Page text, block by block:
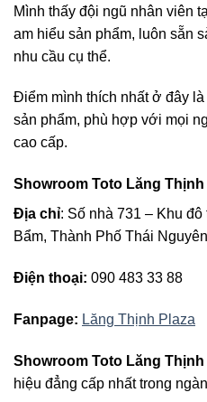
Mình thấy đội ngũ nhân viên
am hiểu sản phẩm, luôn sẵn
nhu cầu cụ thể.
Điểm mình thích nhất ở đây
sản phẩm, phù hợp với mọi
cao cấp.
Showroom Toto Lăng Thịnh
Địa chỉ: Số nhà 731 – Khu
Bẩm, Thành Phố Thái Nguyên
Điện thoại: 090 483 33 88
Fanpage: Lăng Thịnh Plaza
Showroom Toto Lăng Thịnh
hiệu đẳng cấp nhất trong